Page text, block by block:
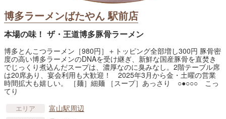
博多ラーメンばたやん 駅前店
本場の味！ ザ・王道博多豚骨ラーメン
博多とんこつラーメン［980円］＋トッピング全部増し300円 豚骨密
度の高い博多ラーメンのDNAを受け継ぎ、新鮮な国産豚骨を直焚き
でじっくり煮込んだスープは、濃厚なのに臭みなし。2階テーブル席
は20席あり、宴会利用も大歓迎！ 2025年3月から金・土曜の営業
時間拡大も嬉しい。 ［麺］細麺 ［スープ］あっさり ○●○○○ こっ
てり
エリア 富山駅周辺